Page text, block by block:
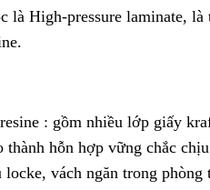
là High-pressure laminate,
: gồm nhiều lớp giấy
thành hỗn hợp vững chắc
vách ngăn trong phòng